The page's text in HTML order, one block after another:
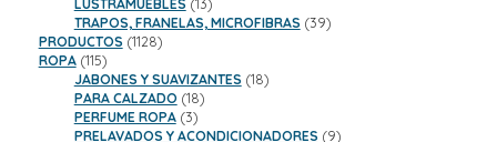
LUSTRAMUEBLES 13
productos
TRAPOS, FRANELAS, MICROFIBRAS 3939
PRODUCTOS 11281128
ROPA 115115
productos
JABONES Y SUAVIZANTES 1818
PARA CALZADO 1818
PERFUME ROPA 33
productos
PRELAVADOS Y ACONDICIONADORES 99